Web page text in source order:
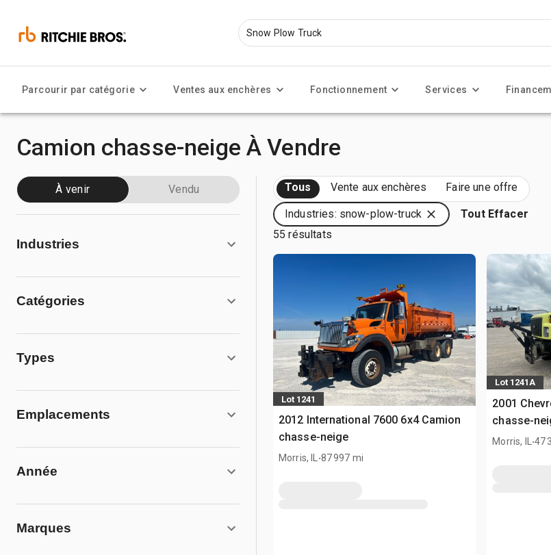
Parcourir par catégorie Ventes aux enchères Fonctionnement Services
Camion chasse-neige À Vendre
À venir Vendu
Industries
Catégories
Types
Emplacements
Année
Marques
Tous Vente aux enchères Faire une offre
Industries: snow-plow-truck
Tout Effacer
55 résultats
Lot 1241
2012 International 7600 6x4 Camion
chasse-neige
Morris, IL.87 997 mi
Lot 1241A
2001
chasse-
Morris, IL .47